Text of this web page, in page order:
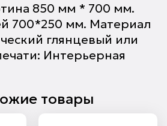
850 мм * 700 мм.
700*250 мм. Материал
глянцевый или
Интерьерная
товары